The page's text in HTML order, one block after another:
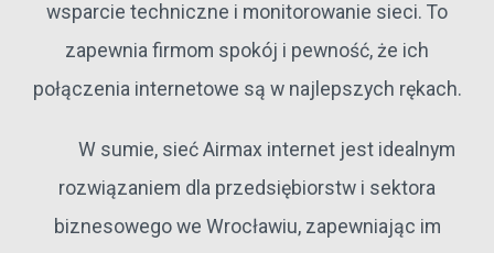
wsparcie techniczne i monitorowanie sieci. To
zapewnia firmom spokój i pewność, że ich
połączenia internetowe są w najlepszych rękach.
W sumie, sieć Airmax internet jest idealnym
rozwiązaniem dla przedsiębiorstw i sektora
biznesowego we Wrocławiu, zapewniając im